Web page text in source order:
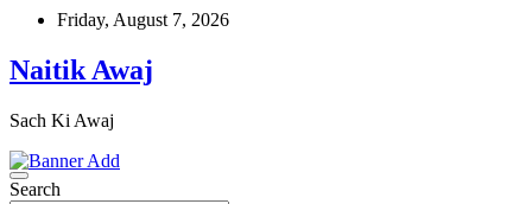
Skip
content
Friday, August 7, 2026
Naitik Awaj
Sach Ki Awaj
Search